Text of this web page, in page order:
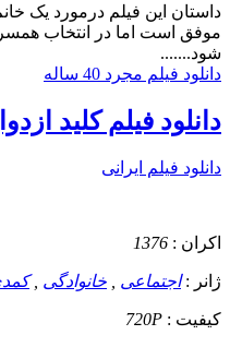
داستان
موفق است اما در انتخاب
شود.......
دانلود فیلم مجرد 40 ساله
دانلود فیلم کلید
دانلود فیلم ایرانی
اکران : 1376
ژانر :اجتماعی , خانوادگی ,
کیفیت : 720P